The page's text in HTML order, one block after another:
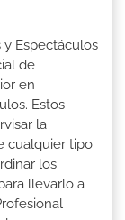
y Espectáculos
de
en
Estos
la
cualquier tipo
los
llevarlo a